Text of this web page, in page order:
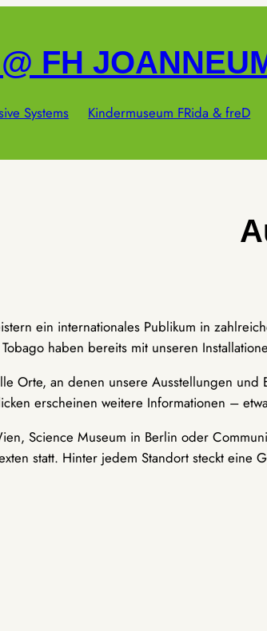
FH
Systems Kindermuseum FRida & freD
ein internationales Publikum in
haben bereits mit unseren
Orte, an denen unsere Ausstellungen
erscheinen weitere Informationen –
Science Museum in Berlin oder
statt. Hinter jedem Standort steckt eine